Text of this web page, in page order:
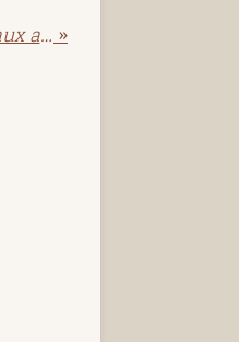
Exploration Insolite : Les voyages les plus originaux au Brésil»